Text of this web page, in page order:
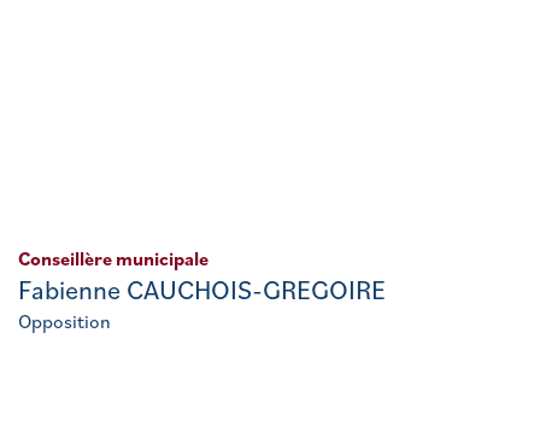
Conseillère municipale
Fabienne CAUCHOIS-GREGOIRE
Opposition